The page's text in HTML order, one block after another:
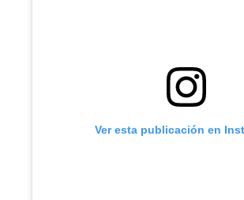
Ver esta publicación en